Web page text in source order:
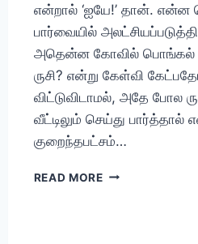
என்றால் ‘ஐயே!’ தான். என்ன
பார்வையில்
அதென்ன கோவில் பொங்கல்
ருசி? என்று கேள்வி
விட்டுவிடாமல், அதே போல
வீட்டிலும் செய்து பார்த்தால்
குறைந்தபட்சம்…
READ MOREவெண்பொங்கல்